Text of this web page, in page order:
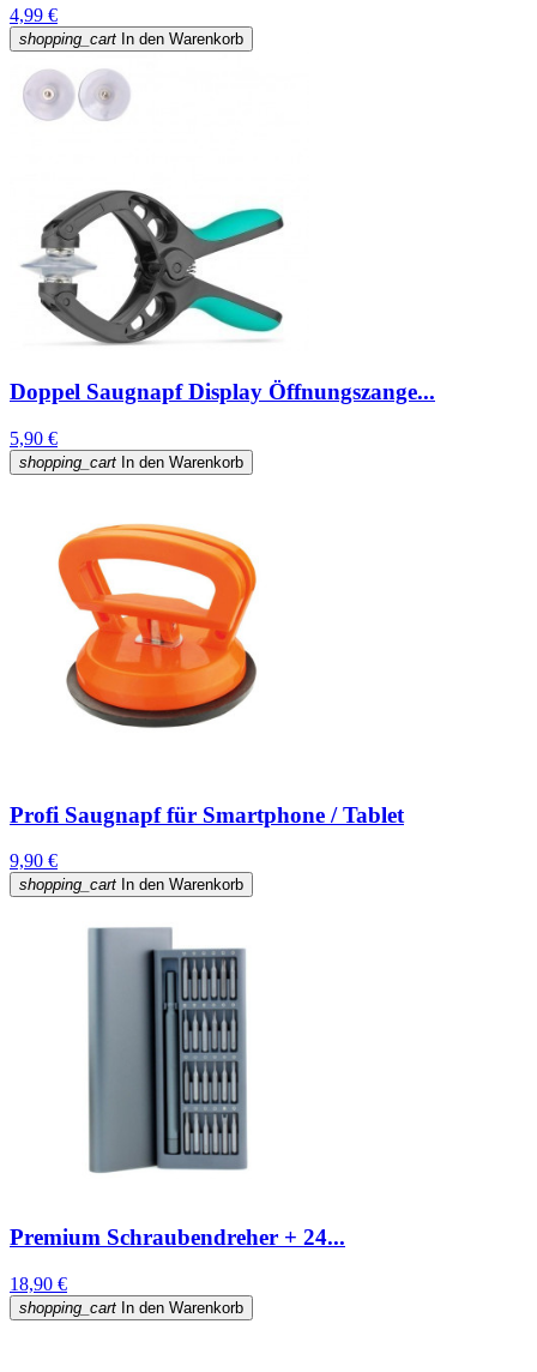
4,99 €
shopping_cart In den Warenkorb
Doppel Saugnapf Display Öffnungszange...
5,90 €
shopping_cart In den Warenkorb
Profi Saugnapf für Smartphone / Tablet
9,90 €
shopping_cart In den Warenkorb
Premium Schraubendreher + 24...
18,90 €
shopping_cart In den Warenkorb